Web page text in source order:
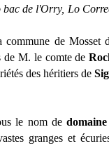
de l'Orry, Lo
de Mosset
de M. le comte de
des héritiers de
le nom de
granges et